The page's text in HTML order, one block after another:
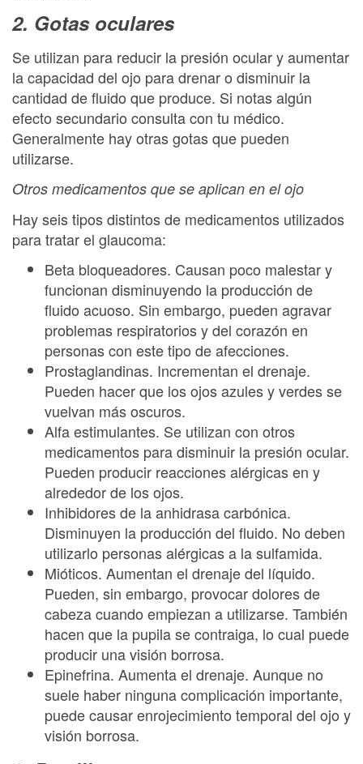
2. Gotas oculares
Se utilizan para reducir la presión ocular y aumentar
la capacidad del ojo para drenar o disminuir la
cantidad de fluido que produce. Si notas algún
efecto secundario consulta con tu médico.
Generalmente hay otras gotas que pueden
utilizarse.
Otros medicamentos que se aplican en el ojo
Hay seis tipos distintos de medicamentos utilizados
para tratar el glaucoma:
Beta bloqueadores. Causan poco malestar y
funcionan disminuyendo la producción de
fluido acuoso. Sin embargo, pueden agravar
problemas respiratorios y del corazón en
personas con este tipo de afecciones.
Prostaglandinas. Incrementan el drenaje.
Pueden hacer que los ojos azules y verdes se
vuelvan más oscuros.
Alfa estimulantes. Se utilizan con otros
medicamentos para disminuir la presión ocular.
Pueden producir reacciones alérgicas en y
alrededor de los ojos.
Inhibidores de la anhidrasa carbónica.
Disminuyen la producción del fluido. No deben
utilizarlo personas alérgicas a la sulfamida.
Mióticos. Aumentan el drenaje del líquido.
Pueden, sin embargo, provocar dolores de
cabeza cuando empiezan a utilizarse. También
hacen que la pupila se contraiga, lo cual puede
producir una visión borrosa.
Epinefrina. Aumenta el drenaje. Aunque no
suele haber ninguna complicación importante,
puede causar enrojecimiento temporal del ojo y
visión borrosa.